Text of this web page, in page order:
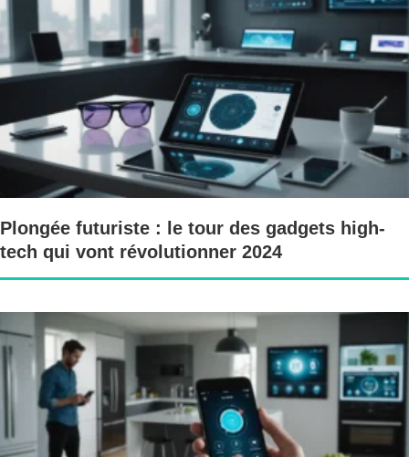
Plongée futuriste : le tour des gadgets high-
tech qui vont révolutionner 2024